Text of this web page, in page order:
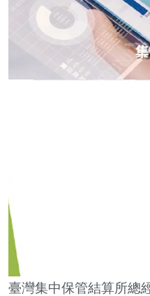
臺灣集中保管結算所總